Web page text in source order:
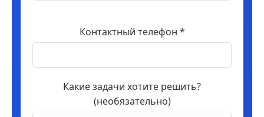
Контактный телефон *
Какие задачи хотите решить?
(необязательно)